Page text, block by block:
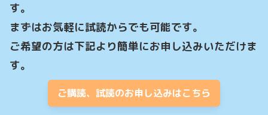
す。
まずはお気軽に試読からでも可能です。
ご希望の方は下記より簡単にお申し込みいただけま
す。
ご購読、試読のお申し込みはこちら